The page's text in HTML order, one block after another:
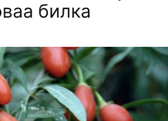
билка